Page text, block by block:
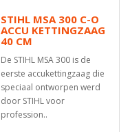
STIHL MSA 300 C-O
ACCU KETTINGZAAG
40 CM
De STIHL MSA 300 is de
eerste accukettingzaag die
speciaal ontworpen werd
door STIHL voor
profession..